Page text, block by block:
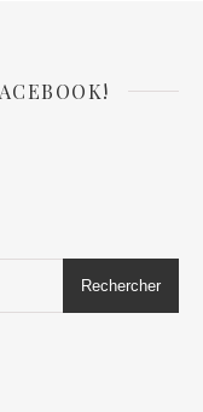
Rechercher